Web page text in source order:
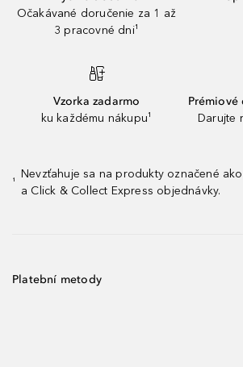
Očakávané doručenie za 1 až
3 pracovné dni¹
Vzorka zadarmo
ku každému nákupu¹
Darujte
¹
Nevzťahuje sa na produkty označené
a Click & Collect Express objednávky.
Platební metody